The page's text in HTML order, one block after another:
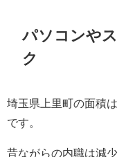
パソコンや
ク
埼玉県上里町の面積
です。
昔ながらの内職は減